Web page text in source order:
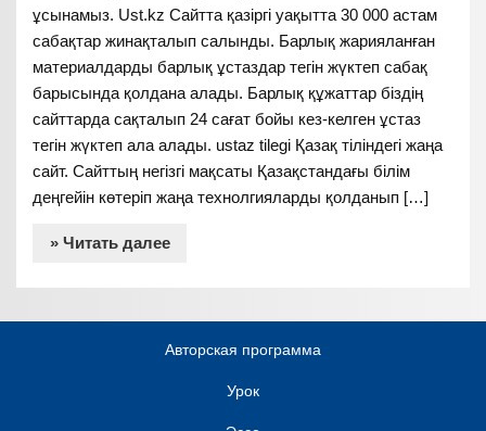
ұсынамыз. Ust.kz Сайтта қазіргі уақытта 30 000 астам
сабақтар жинақталып салынды. Барлық жарияланған
материалдарды барлық ұстаздар тегін жүктеп сабақ
барысында қолдана алады. Барлық құжаттар біздің
сайттарда сақталып 24 сағат бойы кез-келген ұстаз
тегін жүктеп ала алады. ustaz tilegi Қазақ тіліндегі жаңа
сайт. Сайттың негізгі мақсаты Қазақстандағы білім
деңгейін көтеріп жаңа технолгияларды қолданып […]
» Читать далее
Авторская программа
Урок